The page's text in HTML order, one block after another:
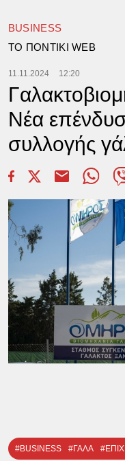
BUSINESS
TΟ ΠΟΝΤΙΚΙ WEB
11.11.2024 12:20
Νέα
συλλογής
#BUSINESS #ΓΑΛΑ